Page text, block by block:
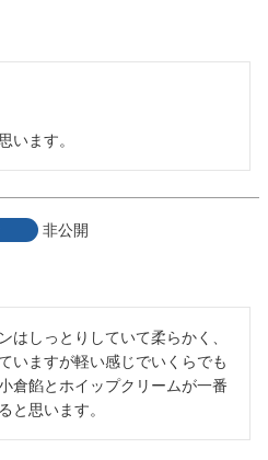
います。
非公開
はしっとりしていて柔らかく、
いますが軽い感じでいくらでも
倉餡とホイップクリームが一番
と思います。